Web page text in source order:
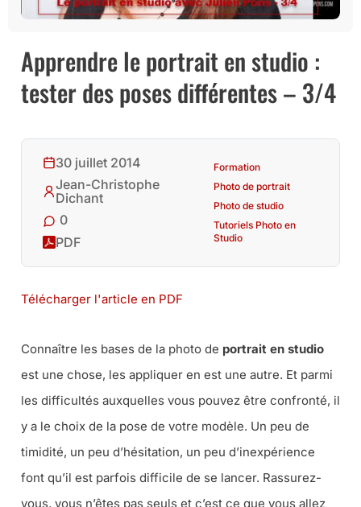
Apprendre le portrait en studio :
tester des poses différentes – 3/4
30 juillet 2014
Jean-Christophe
Dichant
0
PDF
Formation
Photo de portrait
Photo de studio
Tutoriels Photo en
Studio
Télécharger l'article en PDF
Connaître les bases de la photo de portrait en studio
est une chose, les appliquer en est une autre. Et parmi
les difficultés auxquelles vous pouvez être confronté, il
y a le choix de la pose de votre modèle. Un peu de
timidité, un peu d’hésitation, un peu d’inexpérience
font qu’il est parfois difficile de se lancer. Rassurez-
vous, vous n’êtes pas seuls et c’est ce que vous allez